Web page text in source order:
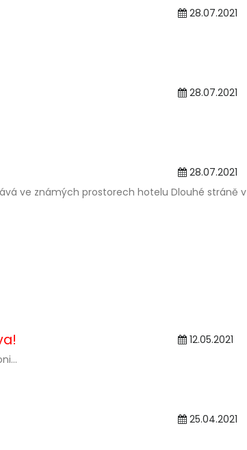
28.07.2021
28.07.2021
28.07.2021
ve známých prostorech hotelu Dlouhé stráně v
12.05.2021
25.04.2021